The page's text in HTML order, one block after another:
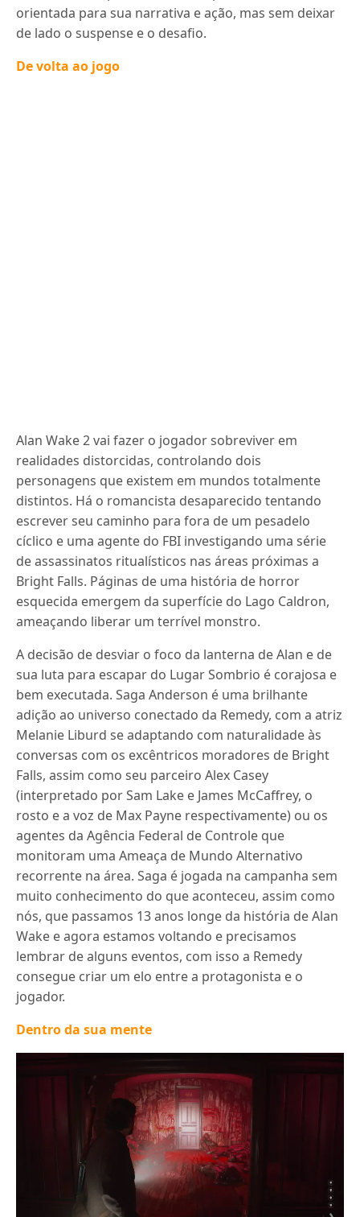
orientada para sua narrativa e ação, mas sem deixar
de lado o suspense e o desafio.
De volta ao jogo
Alan Wake 2 vai fazer o jogador sobreviver em
realidades distorcidas, controlando dois
personagens que existem em mundos totalmente
distintos. Há o romancista desaparecido tentando
escrever seu caminho para fora de um pesadelo
cíclico e uma agente do FBI investigando uma série
de assassinatos ritualísticos nas áreas próximas a
Bright Falls. Páginas de uma história de horror
esquecida emergem da superfície do Lago Caldron,
ameaçando liberar um terrível monstro.
A decisão de desviar o foco da lanterna de Alan e de
sua luta para escapar do Lugar Sombrio é corajosa e
bem executada. Saga Anderson é uma brilhante
adição ao universo conectado da Remedy, com a atriz
Melanie Liburd se adaptando com naturalidade às
conversas com os excêntricos moradores de Bright
Falls, assim como seu parceiro Alex Casey
(interpretado por Sam Lake e James McCaffrey, o
rosto e a voz de Max Payne respectivamente) ou os
agentes da Agência Federal de Controle que
monitoram uma Ameaça de Mundo Alternativo
recorrente na área. Saga é jogada na campanha sem
muito conhecimento do que aconteceu, assim como
nós, que passamos 13 anos longe da história de Alan
Wake e agora estamos voltando e precisamos
lembrar de alguns eventos, com isso a Remedy
consegue criar um elo entre a protagonista e o
jogador.
Dentro da sua mente